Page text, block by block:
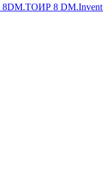
8DM.ТОИР 8 DM.Invent